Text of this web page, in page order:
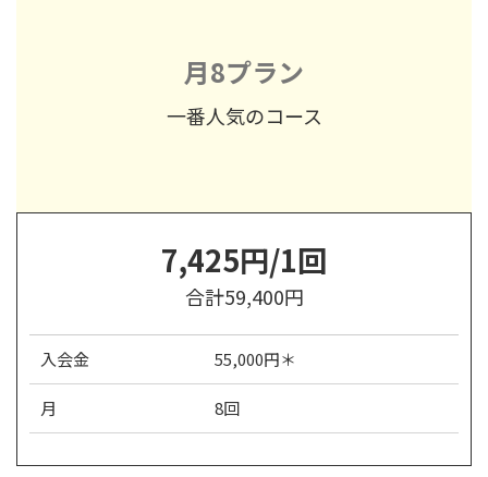
月8プラン
一番人気のコース
7,425円/1回
合計59,400円
入会金 55,000円＊
月 8回